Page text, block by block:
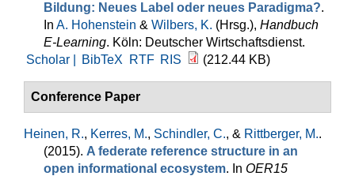
Bildung: Neues Label oder neues Paradigma?.
In A. Hohenstein & Wilbers, K. (Hrsg.), Handbuch
E-Learning. Köln: Deutscher Wirtschaftsdienst.
Scholar |
BibTeX RTF RIS (212.44 KB)
Conference Paper
Heinen, R., Kerres, M., Schindler, C., & Rittberger, M..
(2015). A federate reference structure in an
open informational ecosystem. In OER15